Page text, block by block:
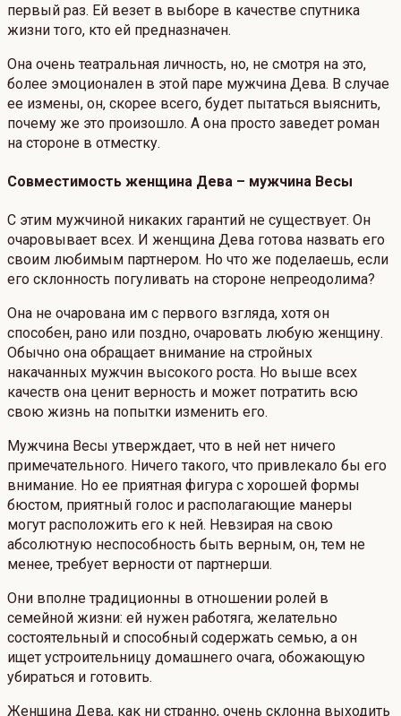
первый раз. Ей везет в выборе в качестве спутника
жизни того, кто ей предназначен.
Она очень театральная личность, но, не смотря на это,
более эмоционален в этой паре мужчина Дева. В случае
ее измены, он, скорее всего, будет пытаться выяснить,
почему же это произошло. А она просто заведет роман
на стороне в отместку.
Совместимость женщина Дева – мужчина Весы
С этим мужчиной никаких гарантий не существует. Он
очаровывает всех. И женщина Дева готова назвать его
своим любимым партнером. Но что же поделаешь, если
его склонность погуливать на стороне непреодолима?
Она не очарована им с первого взгляда, хотя он
способен, рано или поздно, очаровать любую женщину.
Обычно она обращает внимание на стройных
накачанных мужчин высокого роста. Но выше всех
качеств она ценит верность и может потратить всю
свою жизнь на попытки изменить его.
Мужчина Весы утверждает, что в ней нет ничего
примечательного. Ничего такого, что привлекало бы его
внимание. Но ее приятная фигура с хорошей формы
бюстом, приятный голос и располагающие манеры
могут расположить его к ней. Невзирая на свою
абсолютную неспособность быть верным, он, тем не
менее, требует верности от партнерши.
Они вполне традиционны в отношении ролей в
семейной жизни: ей нужен работяга, желательно
состоятельный и способный содержать семью, а он
ищет устроительницу домашнего очага, обожающую
убираться и готовить.
Женщина Дева, как ни странно, очень склонна выходить